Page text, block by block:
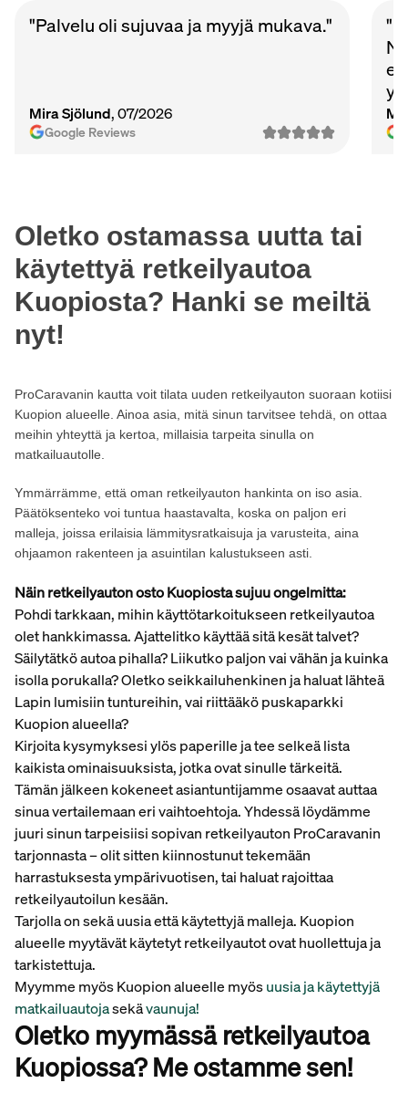
"Palvelu oli sujuvaa ja myyjä mukava."
Mira Sjölund, 07/2026
Google Reviews
Oletko ostamassa uutta tai
käytettyä retkeilyautoa
Kuopiosta? Hanki se meiltä
nyt!
ProCaravanin kautta voit tilata uuden retkeilyauton suoraan kotiisi
Kuopion alueelle. Ainoa asia, mitä sinun tarvitsee tehdä, on ottaa
meihin yhteyttä ja kertoa, millaisia tarpeita sinulla on
matkailuautolle.
Ymmärrämme, että oman retkeilyauton hankinta on iso asia.
Päätöksenteko voi tuntua haastavalta, koska on paljon eri
malleja, joissa erilaisia lämmitysratkaisuja ja varusteita, aina
ohjaamon rakenteen ja asuintilan kalustukseen asti.
Näin retkeilyauton osto Kuopiosta sujuu ongelmitta:
Pohdi tarkkaan, mihin käyttötarkoitukseen retkeilyautoa
olet hankkimassa. Ajattelitko käyttää sitä kesät talvet?
Säilytätkö autoa pihalla? Liikutko paljon vai vähän ja kuinka
isolla porukalla? Oletko seikkailuhenkinen ja haluat lähteä
Lapin lumisiin tuntureihin, vai riittääkö puskaparkki
Kuopion alueella?
Kirjoita kysymyksesi ylös paperille ja tee selkeä lista
kaikista ominaisuuksista, jotka ovat sinulle tärkeitä.
Tämän jälkeen kokeneet asiantuntijamme osaavat auttaa
sinua vertailemaan eri vaihtoehtoja. Yhdessä löydämme
juuri sinun tarpeisiisi sopivan retkeilyauton ProCaravanin
tarjonnasta – olit sitten kiinnostunut tekemään
harrastuksesta ympärivuotisen, tai haluat rajoittaa
retkeilyautoilun kesään.
Tarjolla on sekä uusia että käytettyjä malleja. Kuopion
alueelle myytävät käytetyt retkeilyautot ovat huollettuja ja
tarkistettuja.
Myymme myös Kuopion alueelle myösuusia ja käytettyjä
matkailuautojasekävaunuja!
Oletko myymässä retkeilyautoa
Kuopiossa? Me ostamme sen!